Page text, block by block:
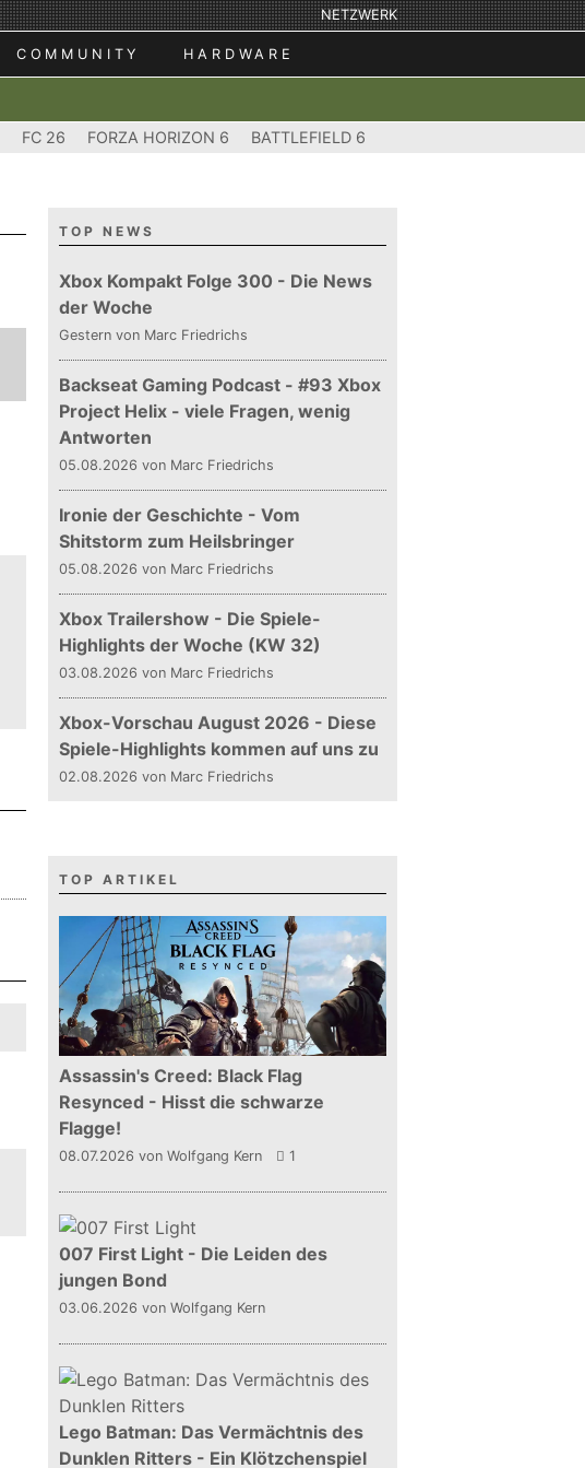
NETZWERK
COMMUNITY HARDWARE
FC 26 FORZA HORIZON 6 BATTLEFIELD 6
TOP NEWS
Xbox Kompakt Folge 300 - Die News
der Woche
Gestern von Marc Friedrichs
Backseat Gaming Podcast - #93 Xbox
Project Helix - viele Fragen, wenig
Antworten
05.08.2026 von Marc Friedrichs
Ironie der Geschichte - Vom
Shitstorm zum Heilsbringer
05.08.2026 von Marc Friedrichs
Xbox Trailershow - Die Spiele-
Highlights der Woche (KW 32)
03.08.2026 von Marc Friedrichs
Xbox-Vorschau August 2026 - Diese
Spiele-Highlights kommen auf uns zu
02.08.2026 von Marc Friedrichs
TOP ARTIKEL
Assassin's Creed: Black Flag
Resynced - Hisst die schwarze
Flagge!
08.07.2026 von Wolfgang Kern 1
007 First Light - Die Leiden des
jungen Bond
03.06.2026 von Wolfgang Kern
Lego Batman: Das Vermächtnis des
Dunklen Ritters - Ein Klötzchenspiel